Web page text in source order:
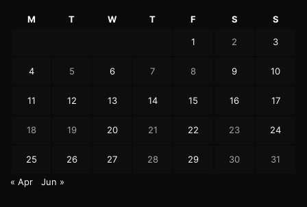
M T W T F S S
1 2 3
4 5 6 7 8 9 10
11 12 13 14 15 16 17
18 19 20 21 22 23 24
25 26 27 28 29 30 31
« Apr Jun »